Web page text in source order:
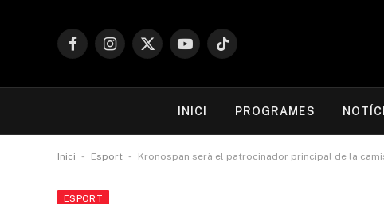
FacebookInstagram
X
YouTubeTikTok
INICI PROGRAMES
Inici - Esport - Kronospan serà el patrocinador principal de la
ESPORT